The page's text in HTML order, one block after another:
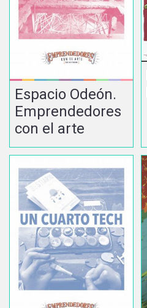
Espacio Odeón.
Emprendedores
con el arte